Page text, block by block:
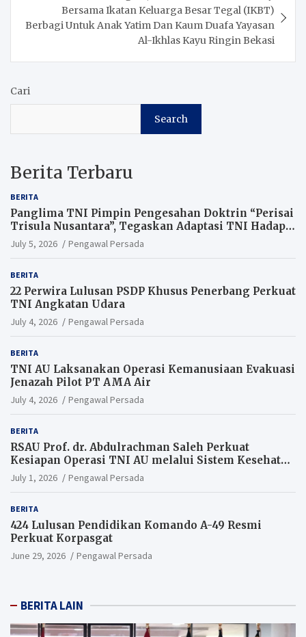
Bersama Ikatan Keluarga Besar Tegal (IKBT)
Berbagi Untuk Anak Yatim Dan Kaum Duafa Yayasan
Al-Ikhlas Kayu Ringin Bekasi
Cari
Search
Berita Terbaru
BERITA
Panglima TNI Pimpin Pengesahan Doktrin “Perisai
Trisula Nusantara”, Tegaskan Adaptasi TNI Hadapi
Perang Modern
July 5, 2026 Pengawal Persada
BERITA
22 Perwira Lulusan PSDP Khusus Penerbang Perkuat
TNI Angkatan Udara
July 4, 2026 Pengawal Persada
BERITA
TNI AU Laksanakan Operasi Kemanusiaan Evakuasi
Jenazah Pilot PT AMA Air
July 4, 2026 Pengawal Persada
BERITA
RSAU Prof. dr. Abdulrachman Saleh Perkuat
Kesiapan Operasi TNI AU melalui Sistem Kesehatan
Andal
July 1, 2026 Pengawal Persada
BERITA
424 Lulusan Pendidikan Komando A-49 Resmi
Perkuat Korpasgat
June 29, 2026 Pengawal Persada
BERITA LAIN